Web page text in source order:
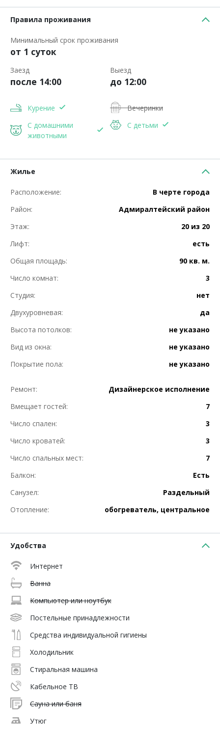
Правила проживания
Минимальный срок проживания
от 1 суток
Заезд
после 14:00
Выезд
до 12:00
Курение
Вечеринки
С домашними
животными
С детьми
Жилье
Расположение:
В черте города
Район:
Адмиралтейский район
Этаж:
20 из 20
Лифт:
есть
Общая площадь:
90 кв. м.
Число комнат:
3
Студия:
нет
Двухуровневая:
да
Высота потолков:
не указано
Вид из окна:
не указано
Покрытие пола:
не указано
Ремонт:
Дизайнерское исполнение
Вмещает гостей:
7
Число спален:
3
Число кроватей:
3
Число спальных мест:
7
Балкон:
Есть
Санузел:
Раздельный
Отопление:
обогреватель, центральное
Удобства
Интернет
Ванна
Компьютер или ноутбук
Постельные принадлежности
Средства индивидуальной гигиены
Холодильник
Стиральная машина
Кабельное ТВ
Сауна или баня
Утюг